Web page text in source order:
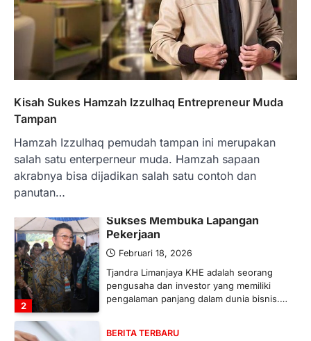
Kisah Sukes Hamzah Izzulhaq Entrepreneur Muda
Tampan
Hamzah Izzulhaq pemudah tampan ini merupakan
salah satu enterperneur muda. Hamzah sapaan
akrabnya bisa dijadikan salah satu contoh dan
panutan…
1
BERITA TERBARU
Banyak Negara Incar Urea RI,
Industri Pupuk Indonesia Kembali
Bergairah?
Maret 13, 2026
global, termasuk pupuk. Di tengah
situasi…
2
Sukses Membuka Lapangan
Pekerjaan
Februari 18, 2026
Tjandra Limanjaya KHE adalah seorang
pengusaha dan investor yang memiliki
pengalaman panjang dalam dunia bisnis.…
BERITA TERBARU